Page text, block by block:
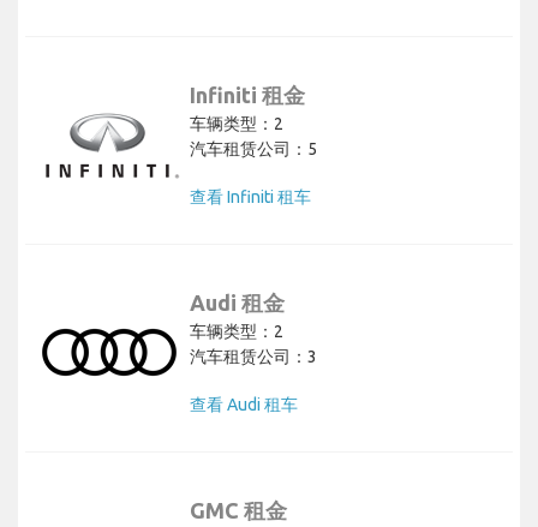
Infiniti 租金
车辆类型：2
汽车租赁公司：5
查看 Infiniti 租车
Audi 租金
车辆类型：2
汽车租赁公司：3
查看 Audi 租车
GMC 租金